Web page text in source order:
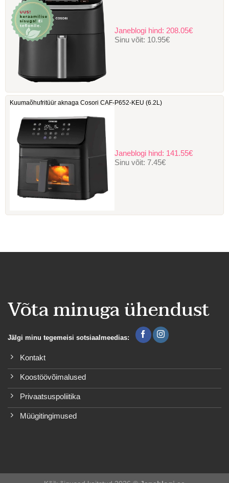
Janeblogi hind: 208.05€
Sinu võit: 10.95€
Kuumaõhufritüür aknaga Cosori ‎CAF-P652-KEU (6.2L)
Janeblogi hind: 141.55€
Sinu võit: 7.45€
Võta minuga ühendust
Jälgi minu tegemeisi sotsiaalmeedias:
Kontakt
Koostöövõimalused
Privaatsuspoliitika
Müügitingimused